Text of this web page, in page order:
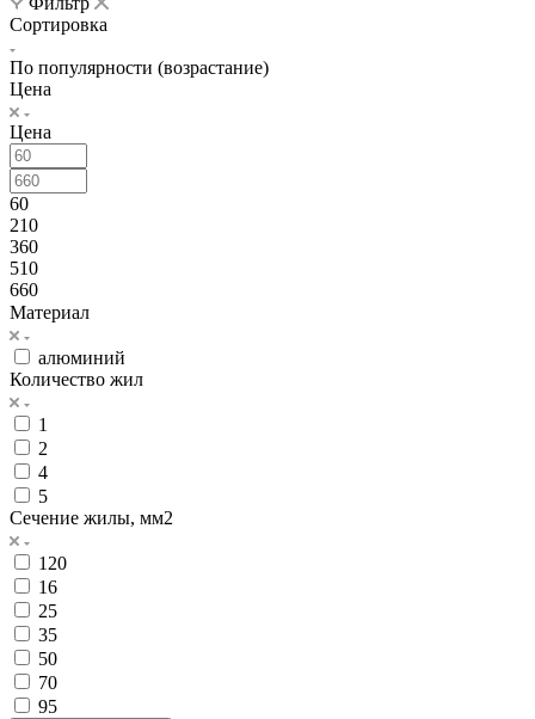
Сортировка
По популярности (возрастание)
Цена
Цена
60
210
360
510
660
Материал
алюминий
Количество жил
1
2
4
5
Сечение жилы, мм2
120
16
25
35
50
70
95